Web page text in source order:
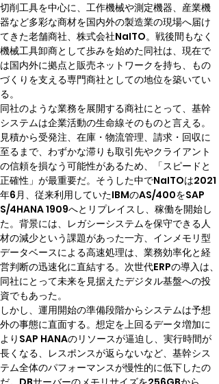
切削工具を中心に、工作機械や測定機器、産業機
器など多彩な商材を国内外の製造業の現場へ届け
てきた老舗商社、株式会社NaITO。戦後間もなく
機械工具卸商として歩みを始めた同社は、現在で
は国内外に拠点と販売ネットワークを持ち、もの
づくりを支える専門商社としての地位を築いてい
る。
同社のような業務を展開する商社にとって、基幹
システムは企業活動の生命線そのものと言える。
見積から受発注、在庫・物流管理、請求・回収に
至るまで、わずかな滞りも取引先やクライアント
の信頼を損なう可能性があるため、「スピードと
正確性」が最重要だ。そうした中でNaITOは2021
年6月、従来利用していたIBMのAS/400をSAP
S/4HANA 1909へとリプレイスし、稼働を開始し
た。背景には、レガシーシステムを保守できる人
材の減少という課題があった一方、インメモリ型
データベースによる高速処理は、業務効率化と経
営判断の迅速化に直結する。次世代ERPの導入は、
同社にとって未来を見据えたデジタル基盤への投
資でもあった。
しかし、運用開始の準備段階からシステムは予想
外の事態に直面する。想定を上回るデータ増加に
よりSAP HANAのリソースが逼迫し、実行時間が
長くなる、レスポンスが返らないなど、基幹シス
テム全体のパフォーマンスが慢性的に低下したの